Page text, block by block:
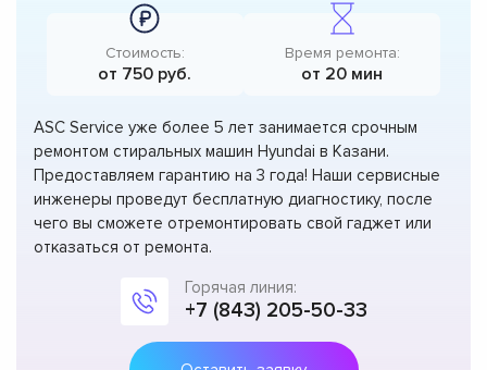
Стоимость:
от 750 руб.
Время ремонта:
от 20 мин
ASC Service уже более 5 лет занимается срочным
ремонтом стиральных машин Hyundai в Казани.
Предоставляем гарантию на 3 года! Наши сервисные
инженеры проведут бесплатную диагностику, после
чего вы сможете отремонтировать свой гаджет или
отказаться от ремонта.
Горячая линия:
+7 (843) 205-50-33